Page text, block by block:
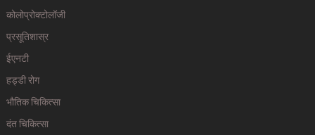
कोलोप्रोक्टोलॉजी
प्रसूतिशास्र
ईएनटी
हड्डी रोग
भौतिक चिकित्सा
दंत चिकित्सा